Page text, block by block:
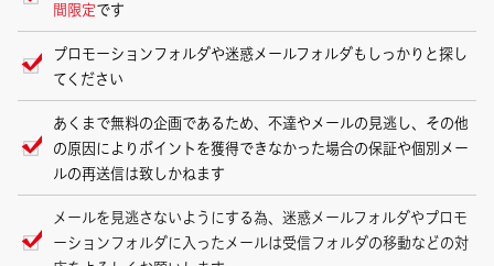
間限定です
プロモーションフォルダや迷惑メールフォルダもしっかりと探し
てください
あくまで無料の企画であるため、不達やメールの見逃し、その他
の原因によりポイントを獲得できなかった場合の保証や個別メー
ルの再送信は致しかねます
メールを見逃さないようにする為、迷惑メールフォルダやプロモ
ーションフォルダに入ったメールは受信フォルダの移動などの対